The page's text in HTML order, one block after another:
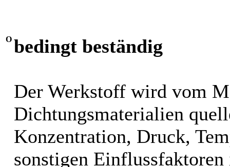
O bedingt beständig
Der Werkstoff wird vom
Dichtungsmaterialien
Konzentration, Druck,
sonstigen